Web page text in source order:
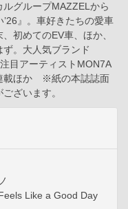
グループMAZZELから
』。車好きたちの愛車
初めてのEV車、ほか、
。大人気ブランド
目アーティストMON7A
載ほか ※紙の本誌誌面
ざいます。
Like a Good Day